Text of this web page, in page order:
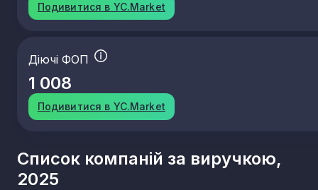
Подивитися в YC.Market
Діючі ФОП
1 008
Подивитися в YC.Market
Список компаній за виручкою,
2025